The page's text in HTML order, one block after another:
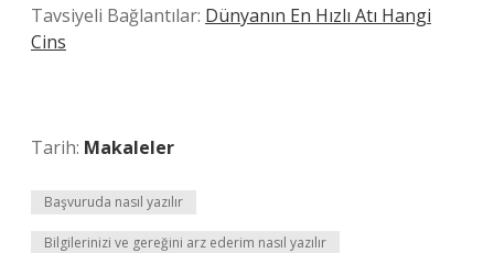
Tavsiyeli Bağlantılar: Dünyanın En Hızlı Atı Hangi
Cins
Tarih: Makaleler
Başvuruda nasıl yazılır
Bilgilerinizi ve gereğini arz ederim nasıl yazılır